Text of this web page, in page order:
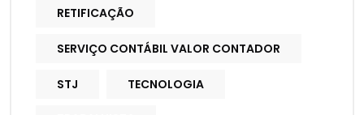
RETIFICAÇÃO
SERVIÇO CONTÁBIL VALOR CONTADOR
STJ TECNOLOGIA